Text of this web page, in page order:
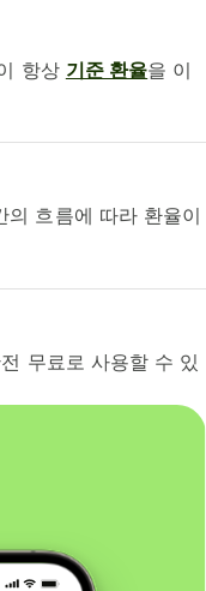
항상 기준 환율을 이
의 흐름에 따라 환율이
무료로 사용할 수 있